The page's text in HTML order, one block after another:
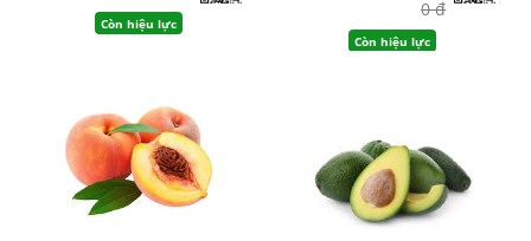
Còn hiệu lực
0 đ
Còn hiệu lực